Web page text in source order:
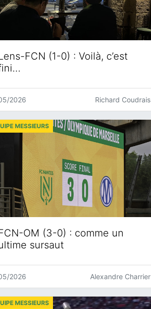
FCN (1-0) : Voilà, c’est
2026 Richard Coudrais
OM (3-0) : comme un
sursaut
MESSIEURS
2026 Alexandre Charrier
MESSIEURS